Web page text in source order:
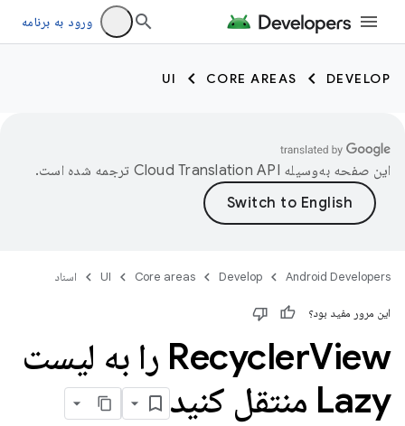
ورود به برنامه
DEVELOP
CORE AREAS
UI
این صفحه به‌وسیله ترجمه شده است.
Android Developers
Develop
Core areas
UI اسناد
این مرور مفید بود؟
Recycler View را به لیست
Lazy منتقل کنید